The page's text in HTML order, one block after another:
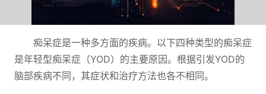
痴呆症是一种多方面的疾病。以下四种类型的痴呆症
是年轻型痴呆症（YOD）的主要原因。根据引发YOD的
脑部疾病不同，其症状和治疗方法也各不相同。